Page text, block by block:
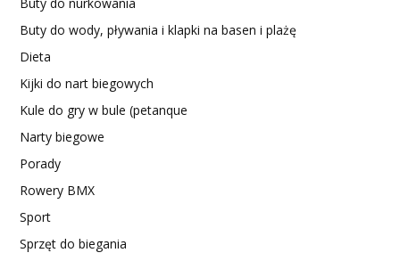
Buty do nurkowania
Buty do wody, pływania i klapki na basen i plażę
Dieta
Kijki do nart biegowych
Kule do gry w bule (petanque
Narty biegowe
Porady
Rowery BMX
Sport
Sprzęt do biegania